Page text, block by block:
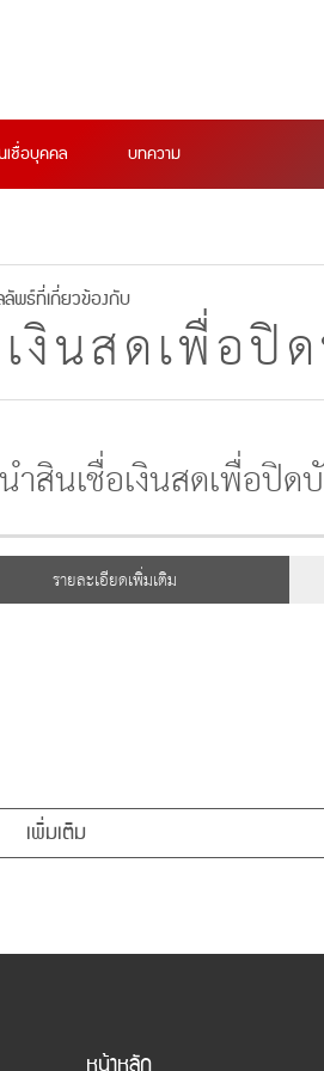
เชื่อบุคคล บทความ
พธ์ที่เกี่ยวข้องกับ
งินสดเพื่อปิ
ำสินเชื่อเงินสดเพื่อปิด
รายละเอียดเพิ่มเติม
เพิ่มเติม